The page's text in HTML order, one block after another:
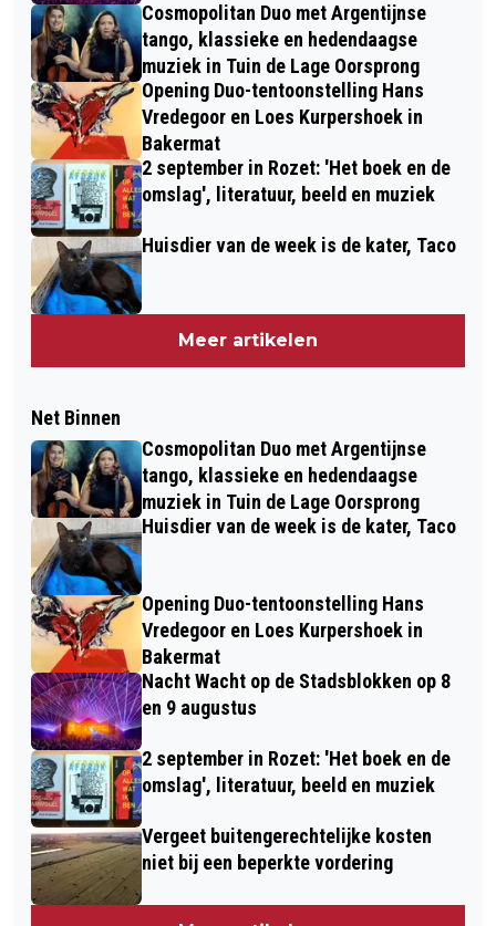
Cosmopolitan Duo met Argentijnse
tango, klassieke en hedendaagse
muziek in Tuin de Lage Oorsprong
Opening Duo-tentoonstelling Hans
Vredegoor en Loes Kurpershoek in
Bakermat
2 september in Rozet: 'Het boek en de
omslag', literatuur, beeld en muziek
Huisdier van de week is de kater, Taco
Meer artikelen
Net Binnen
Cosmopolitan Duo met Argentijnse
tango, klassieke en hedendaagse
muziek in Tuin de Lage Oorsprong
Huisdier van de week is de kater, Taco
Opening Duo-tentoonstelling Hans
Vredegoor en Loes Kurpershoek in
Bakermat
Nacht Wacht op de Stadsblokken op 8
en 9 augustus
2 september in Rozet: 'Het boek en de
omslag', literatuur, beeld en muziek
Vergeet buitengerechtelijke kosten
niet bij een beperkte vordering